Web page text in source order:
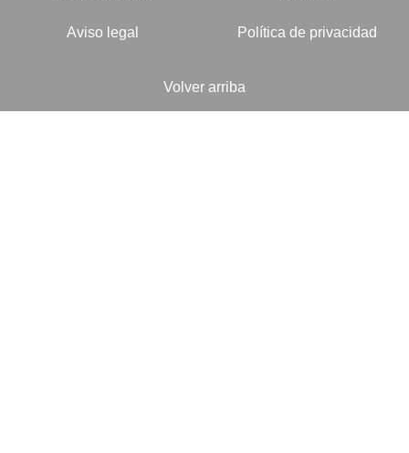
Aviso legal Política de privacidad
Volver arriba